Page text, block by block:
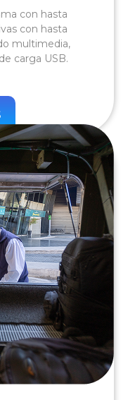
con hasta
con hasta
multimedia,
carga USB.